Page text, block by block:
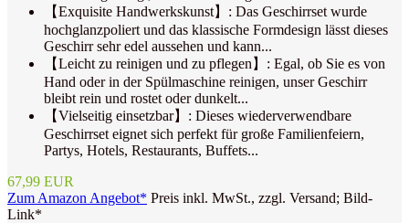
【Exquisite Handwerkskunst】: Das Geschirrset wurde
hochglanzpoliert und das klassische Formdesign lässt dieses
Geschirr sehr edel aussehen und kann...
【Leicht zu reinigen und zu pflegen】: Egal, ob Sie es von
Hand oder in der Spülmaschine reinigen, unser Geschirr
bleibt rein und rostet oder dunkelt...
【Vielseitig einsetzbar】: Dieses wiederverwendbare
Geschirrset eignet sich perfekt für große Familienfeiern,
Partys, Hotels, Restaurants, Buffets...
67,99 EUR
Zum Amazon Angebot* Preis inkl. MwSt., zzgl. Versand; Bild-
Link*